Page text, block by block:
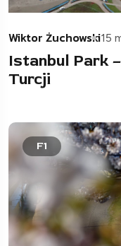
Wiktor Żuchowski15
Istanbul Park
Turcji
F1